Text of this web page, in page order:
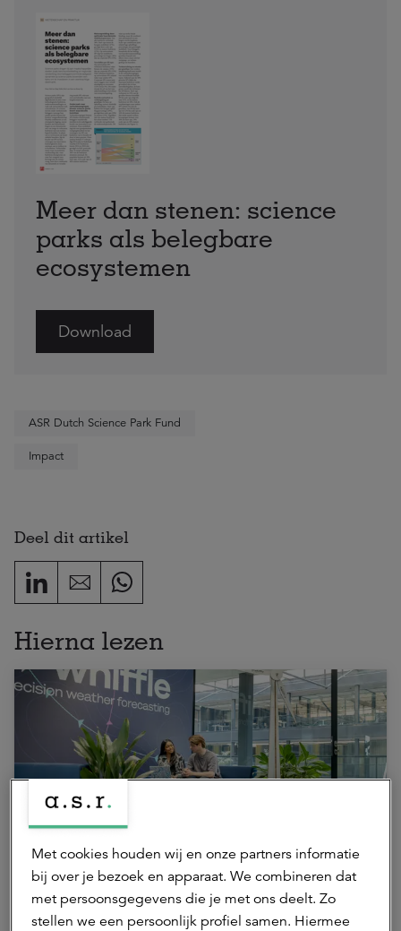
Meer dan stenen: science
parks als belegbare
ecosystemen
Download
ASR Dutch Science Park Fund
Impact
Deel dit artikel
Hierna lezen
13 mei 2026 | 4 min.
“Bedrijfsruimte in NEXT Delft is
een logische keuze voor een scale-
Met cookies houden wij en onze partners informatie
bij over je bezoek en apparaat. We combineren dat
met persoonsgegevens die je met ons deelt. Zo
stellen we een persoonlijk profiel samen. Hiermee